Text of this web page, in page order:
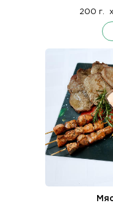
200 г. x